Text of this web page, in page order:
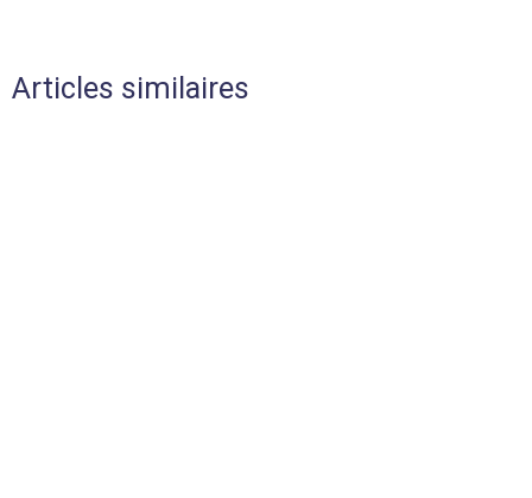
Articles similaires